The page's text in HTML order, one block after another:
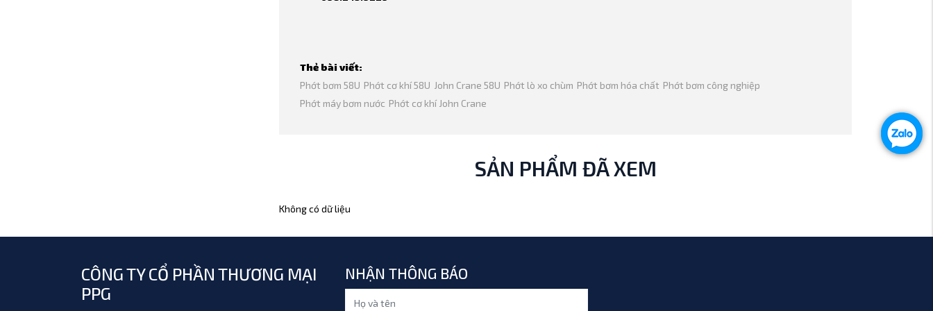
Thẻ bài viết:
Phớt bơm 58U Phớt cơ khí 58U John Crane 58U Phớt lò xo chùm Phớt bơm hóa chất Phớt bơm công nghiệp
Phớt máy bơm nước Phớt cơ khí John Crane
SẢN PHẨM ĐÃ XEM
Không có dữ liệu
CÔNG TY CỔ PHẦN THƯƠNG MẠI
PPG
NHẬN THÔNG BÁO